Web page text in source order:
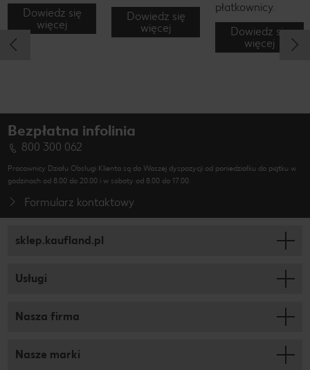
Dowiedz się
więcej
Dowiedz się
więcej
płatkownicy.
Dowiedz się
więcej
Bezpłatna infolinia
800 300 062
Pracownicy Działu Obsługi Klienta są do Waszej dyspozycji od poniedziałku do piątku w
godzinach od 8.00 do 20.00 i w soboty od 8.00 do 17.00.
Formularz kontaktowy
sklep.kaufland.pl
Usługi
Nasza firma
Nasze marki